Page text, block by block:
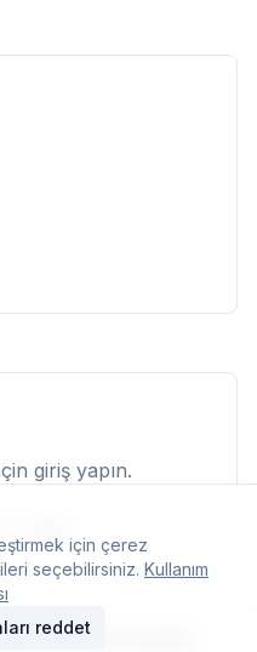
giriş yapın.
yapın.
İletişimÇerez ayarları
için çerez
seçebilirsiniz. Kullanım
reddet